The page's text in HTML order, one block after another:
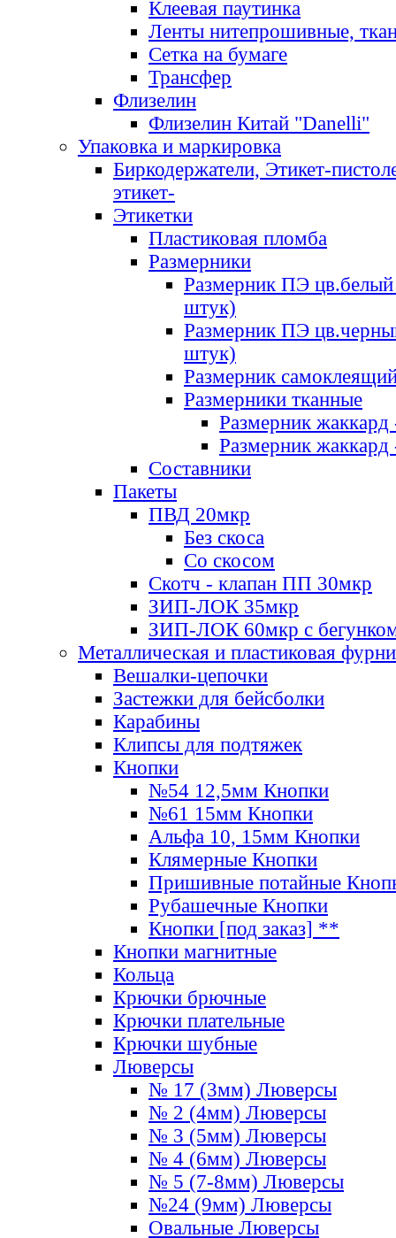
Клеевая паутинка
Ленты нитепрошивные,
Сетка на бумаге
Трансфер
Флизелин
Флизелин Китай "Danelli"
Упаковка и маркировка
Биркодержатели, Этикет-
этикет-
Этикетки
Пластиковая пломба
Размерники
Размерник ПЭ цв.белый
штук)
Размерник ПЭ
штук)
Размерник
Размерники тканные
Размерник
Размерник
Составники
Пакеты
ПВД 20мкр
Без скоса
Со скосом
Скотч - клапан ПП 30мкр
ЗИП-ЛОК 35мкр
ЗИП-ЛОК 60мкр с
Металлическая и пластиковая
Вешалки-цепочки
Застежки для бейсболки
Карабины
Клипсы для подтяжек
Кнопки
№54 12,5мм Кнопки
№61 15мм Кнопки
Альфа 10, 15мм Кнопки
Клямерные Кнопки
Пришивные потайные
Рубашечные Кнопки
Кнопки [под заказ] **
Кнопки магнитные
Кольца
Крючки брючные
Крючки плательные
Крючки шубные
Люверсы
№ 17 (3мм) Люверсы
№ 2 (4мм) Люверсы
№ 3 (5мм) Люверсы
№ 4 (6мм) Люверсы
№ 5 (7-8мм) Люверсы
№24 (9мм) Люверсы
Овальные Люверсы